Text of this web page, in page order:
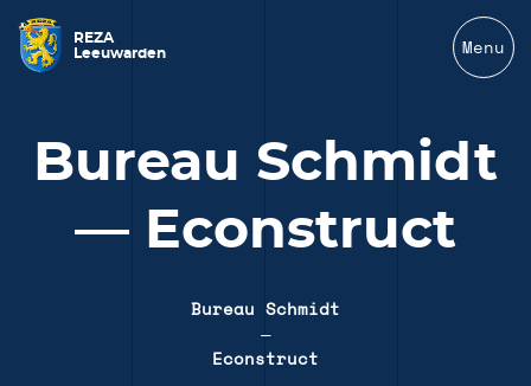
REZA
Leeuwarden
Menu
Bureau Schmidt
— Econstruct
Bureau Schmidt
—
Econstruct